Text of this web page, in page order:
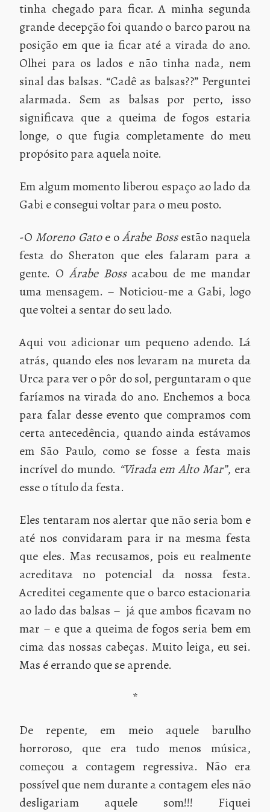
tinha chegado para ficar. A minha segunda
grande decepção foi quando o barco parou na
posição em que ia ficar até a virada do ano.
Olhei para os lados e não tinha nada, nem
sinal das balsas. “Cadê as balsas??” Perguntei
alarmada. Sem as balsas por perto, isso
significava que a queima de fogos estaria
longe, o que fugia completamente do meu
propósito para aquela noite.
Em algum momento liberou espaço ao lado da
Gabi e consegui voltar para o meu posto.
-O Moreno Gatoe oÁrabe Bossestão naquela
festa do Sheraton que eles falaram para a
gente. O Árabe Bossacabou de me mandar
uma mensagem. – Noticiou-me a Gabi, logo
que voltei a sentar do seu lado.
Aqui vou adicionar um pequeno adendo. Lá
atrás, quando eles nos levaram na mureta da
Urca para ver o pôr do sol, perguntaram o que
faríamos na virada do ano. Enchemos a boca
para falar desse evento que compramos com
certa antecedência, quando ainda estávamos
em São Paulo, como se fosse a festa mais
incrível do mundo. “Virada em Alto Mar”, era
esse o título da festa.
Eles tentaram nos alertar que não seria bom e
até nos convidaram para ir na mesma festa
que eles. Mas recusamos, pois eu realmente
acreditava no potencial da nossa festa.
Acreditei cegamente que o barco estacionaria
ao lado das balsas – já que ambos ficavam no
mar – e que a queima de fogos seria bem em
cima das nossas cabeças. Muito leiga, eu sei.
Mas é errando que se aprende.
*
De repente, em meio aquele barulho
horroroso, que era tudo menos música,
começou a contagem regressiva. Não era
possível que nem durante a contagem eles não
desligariam aquele som!!! Fiquei